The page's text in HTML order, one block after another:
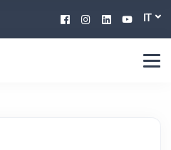
Facebook
Instagram
Linkedin
IT